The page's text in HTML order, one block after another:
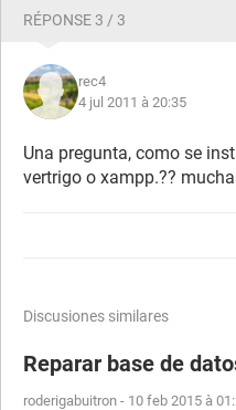
RÉPONSE 3 / 3
rec4
4 jul 2011 à 20:35
Una pregunta, como se
vertrigo o xampp.??
Discusiones similares
Reparar base de
roderigabuitron - 10 feb 2015 à